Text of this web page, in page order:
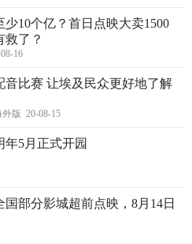
少10个亿？首日点映大卖1500
救了？
16
音比赛 让埃及民众更好地了解
版 20-08-15
年5月正式开园
国部分影城超前点映，8月14日